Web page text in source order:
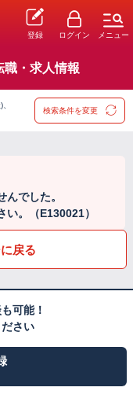
登録 ログイン メニュー
職・求人情報
検索条件を変更
でした。
。（E130021）
戻る
可能！
さい